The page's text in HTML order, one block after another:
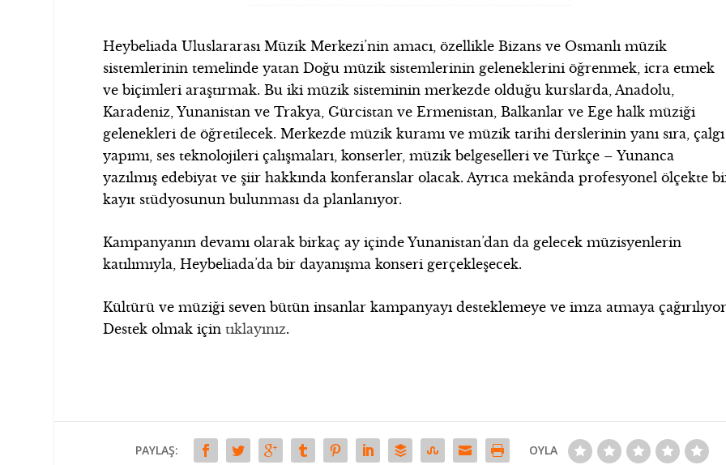
Heybeliada Uluslararası Müzik Merkezi’nin amacı, özellikle Bizans ve Osmanlı müzik
sistemlerinin temelinde yatan Doğu müzik sistemlerinin geleneklerini öğrenmek, icra etmek
ve biçimleri araştırmak. Bu iki müzik sisteminin merkezde olduğu kurslarda, Anadolu,
Karadeniz, Yunanistan ve Trakya, Gürcistan ve Ermenistan, Balkanlar ve Ege halk müziği
gelenekleri de öğretilecek. Merkezde müzik kuramı ve müzik tarihi derslerinin yanı sıra, çalgı
yapımı, ses teknolojileri çalışmaları, konserler, müzik belgeselleri ve Türkçe – Yunanca
yazılmış edebiyat ve şiir hakkında konferanslar olacak. Ayrıca mekânda profesyonel ölçekte
kayıt stüdyosunun bulunması da planlanıyor.
Kampanyanın devamı olarak birkaç ay içinde Yunanistan’dan da gelecek müzisyenlerin
katılımıyla, Heybeliada’da bir dayanışma konseri gerçekleşecek.
Kültürü ve müziği seven bütün insanlar kampanyayı desteklemeye ve imza atmaya
Destek olmak içintıklayınız.
PAYLAŞ: OYLA